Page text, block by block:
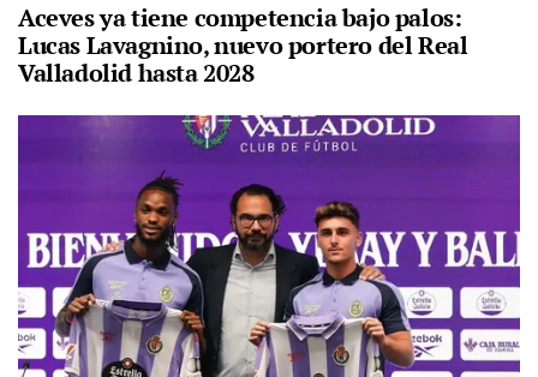
Aceves ya tiene competencia bajo palos:
Lucas Lavagnino, nuevo portero del Real
Valladolid hasta 2028